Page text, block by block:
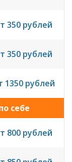
350 рублей
350 рублей
1350 рублей
себе
800 рублей